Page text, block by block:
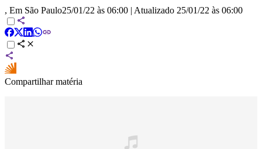
, Em São Paulo25/01/22 às 06:00 | Atualizado 25/01/22 às 06:00
Compartilhar matéria